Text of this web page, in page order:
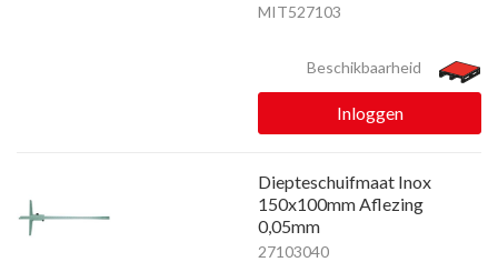
MIT527103
Beschikbaarheid
Inloggen
Diepteschuifmaat Inox
150x100mm Aflezing
0,05mm
27103040